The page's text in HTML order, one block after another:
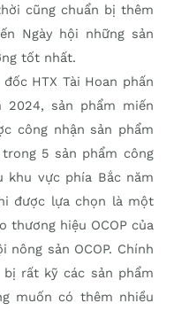
cũng chuẩn bị thêm
Ngày hội những sản
tốt nhất.
HTX Tài Hoan phấn
2024, sản phẩm miến
công nhận sản phẩm
5 sản phẩm công
khu vực phía Bắc năm
được lựa chọn là một
thương hiệu OCOP của
nông sản OCOP. Chính
rất kỹ các sản phẩm
muốn có thêm nhiều